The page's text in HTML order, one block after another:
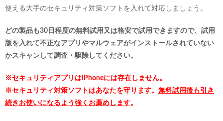
使える大手のセキュリティ対策ソフトを入れて対応しましょう。
どの製品も30日程度の無料試用又は格安で試用できますので、試用
版を入れて不正なアプリやマルウェアがインストールされていない
かスキャンして調査・駆除してください。
※セキュリティアプリはiPhoneには存在しません。
※セキュリティ対策ソフトはあなたを守ります。 無料試用後も引き
続きお使いになるよう強くお薦めします。